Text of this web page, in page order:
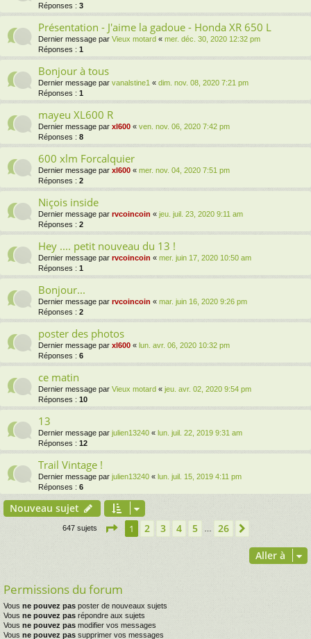
Réponses : 3
Présentation - J'aime la gadoue - Honda XR 650 L
Dernier message par Vieux motard « mer. déc. 30, 2020 12:32 pm
Réponses : 1
Bonjour à tous
Dernier message par vanalstine1 « dim. nov. 08, 2020 7:21 pm
Réponses : 1
mayeu XL600 R
Dernier message par xl600 « ven. nov. 06, 2020 7:42 pm
Réponses : 8
600 xlm Forcalquier
Dernier message par xl600 « mer. nov. 04, 2020 7:51 pm
Réponses : 2
Niçois inside
Dernier message par rvcoincoin « jeu. juil. 23, 2020 9:11 am
Réponses : 2
Hey .... petit nouveau du 13 !
Dernier message par rvcoincoin « mer. juin 17, 2020 10:50 am
Réponses : 1
Bonjour...
Dernier message par rvcoincoin « mar. juin 16, 2020 9:26 pm
Réponses : 2
poster des photos
Dernier message par xl600 « lun. avr. 06, 2020 10:32 pm
Réponses : 6
ce matin
Dernier message par Vieux motard « jeu. avr. 02, 2020 9:54 pm
Réponses : 10
13
Dernier message par julien13240 « lun. juil. 22, 2019 9:31 am
Réponses : 12
Trail Vintage !
Dernier message par julien13240 « lun. juil. 15, 2019 4:11 pm
Réponses : 6
Nouveau sujet
647 sujets Page 1sur 26
1 2 3 4 5 26
Aller à
Permissions du forum
Vous ne pouvez pas poster de nouveaux sujets
Vous ne pouvez pas répondre aux sujets
Vous ne pouvez pas modifier vos messages
Vous ne pouvez pas supprimer vos messages